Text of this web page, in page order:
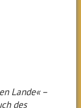
Lande« –
des